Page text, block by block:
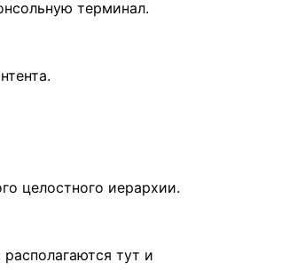
терминал.
целостного иерархии.
тут и